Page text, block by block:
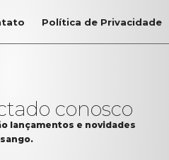
Política de Privacidade
conosco
lançamentos e novidades